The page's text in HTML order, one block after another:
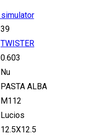
39
TWISTER
0.603
Nu
PASTA ALBA
M112
Lucios
12.5X12.5